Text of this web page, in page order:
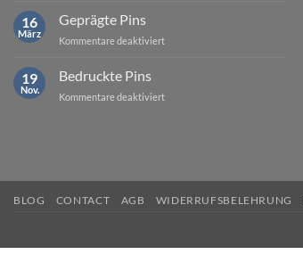
16
März
Geprägte Pins
Kommentare deaktiviertfür
19
Nov.
Bedruckte Pins
Kommentare deaktiviertfür
BLOG CONTACT AGB WIDERRUFSBELEHRUNG